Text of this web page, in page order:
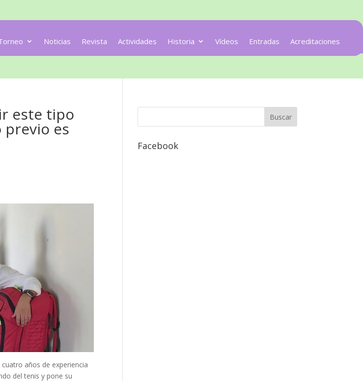
Noticias Revista Actividades Historia Vídeos Entradas Acreditaciones
este tipo
previo es
años de experiencia
del tenis y pone su
Facebook